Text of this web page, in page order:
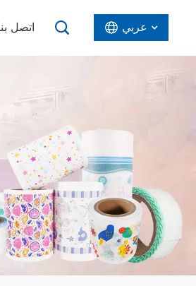
اتصل عربي
عربي